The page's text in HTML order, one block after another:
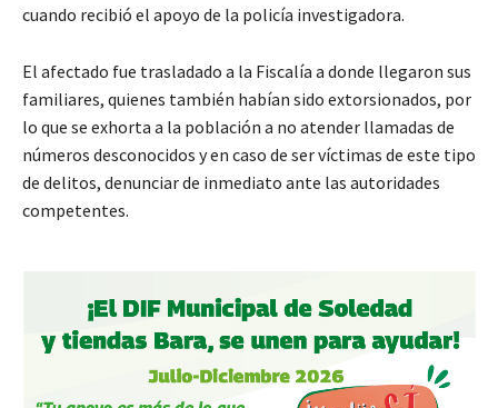
cuando recibió el apoyo de la policía investigadora.
El afectado fue trasladado a la Fiscalía a donde llegaron sus
familiares, quienes también habían sido extorsionados, por
lo que se exhorta a la población a no atender llamadas de
números desconocidos y en caso de ser víctimas de este tipo
de delitos, denunciar de inmediato ante las autoridades
competentes.